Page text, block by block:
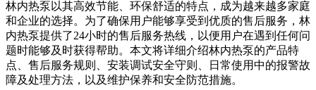
林内热泵以其高效节能、环保舒适的特点，成为越来越多家庭
和企业的选择。为了确保用户能够享受到优质的售后服务，林
内热泵提供了24小时的售后服务热线，以便用户在遇到任何问
题时能够及时获得帮助。本文将详细介绍林内热泵的产品特
点、售后服务规则、安装调试安全守则、日常使用中的报警故
障及处理方法，以及维护保养和安全防范措施。